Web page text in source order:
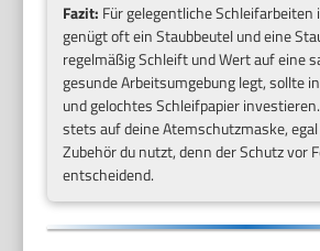
Fazit: Für gelegentliche Schleifarbeiten
genügt oft ein Staubbeutel und eine
regelmäßig Schleift und Wert auf eine
gesunde Arbeitsumgebung legt, sollte
und gelochtes Schleifpapier
stets auf deine Atemschutzmaske,
Zubehör du nutzt, denn der Schutz vor
entscheidend.